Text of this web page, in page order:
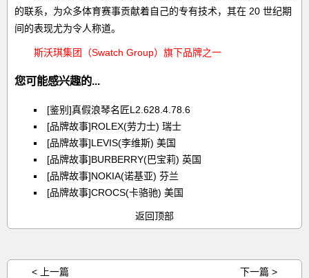
的联系，为众多体育赛事贡献着自己的专有技术，其在 20 世纪期
间的表现尤为令人称道。
斯沃琪集团（Swatch Group）旗下品牌之一
您可能感兴趣的...
[鉴别]真假浪琴名匠L2.628.4.78.6
[品牌故事]ROLEX(劳力士) 瑞士
[品牌故事]LEVIS(李维斯) 美国
[品牌故事]BURBERRY(巴宝莉) 英国
[品牌故事]NOKIA(诺基亚) 芬兰
[品牌故事]CROCS(卡骆驰) 美国
返回顶部
< 上一篇 下一篇 >